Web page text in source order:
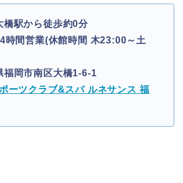
橋駅から徒歩約0分
時間営業(休館時間 木23:00～土
福岡市南区大橋1-6-1
ーツクラブ&スパ ルネサンス 福